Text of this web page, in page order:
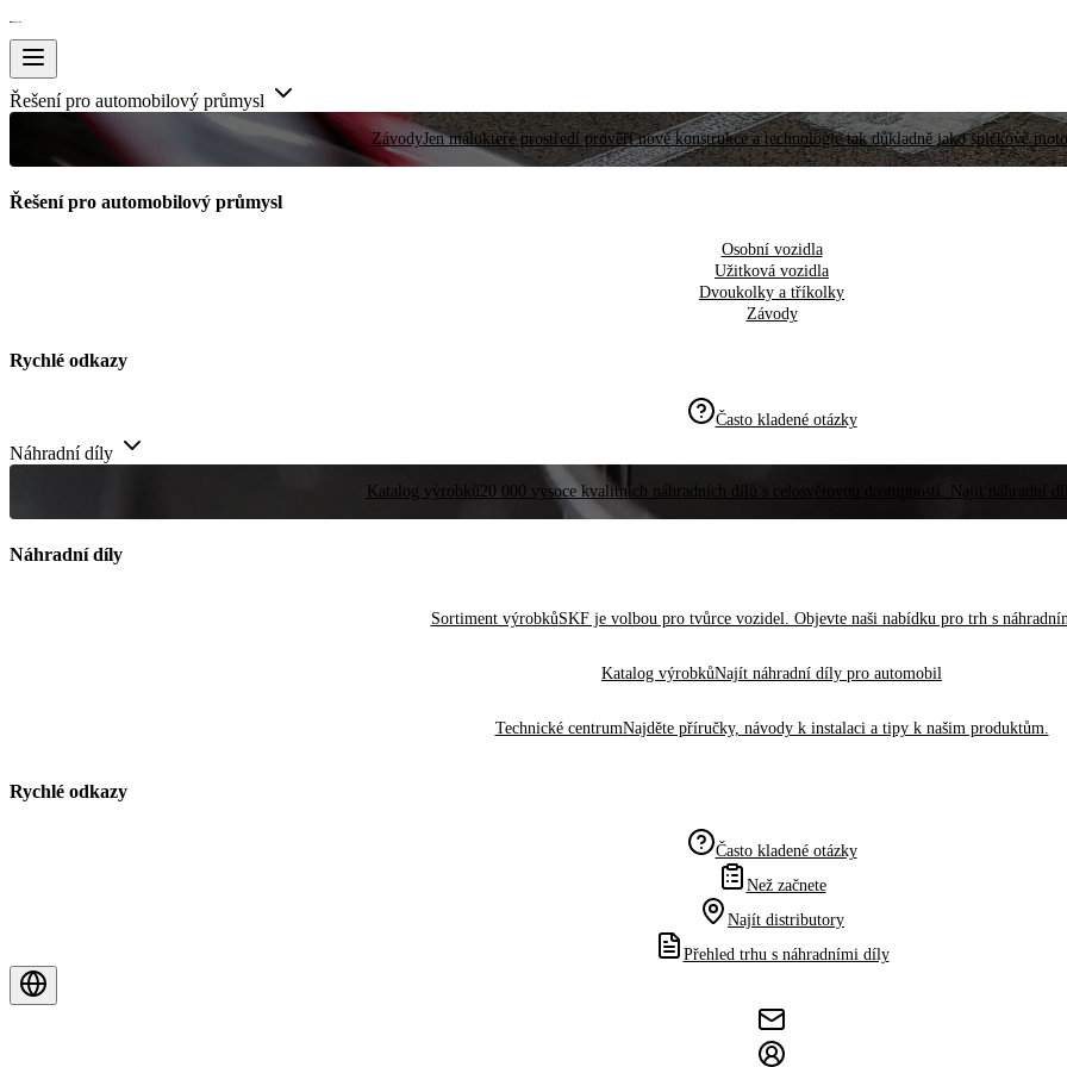
Řešení pro automobilový průmysl
ZávodyJen málokteré prostředí prověří nové konstrukce a technologie tak důkladně jako špičkové
Řešení pro automobilový průmysl
Osobní vozidla
Užitková vozidla
Dvoukolky a tříkolky
Závody
Rychlé odkazy
Často kladené otázky
Náhradní díly
Katalog výrobků20 000 vysoce kvalitních náhradních dílů s celosvětovou dostupností. Najít náhradní
Náhradní díly
Sortiment výrobkůSKF je volbou pro tvůrce vozidel. Objevte naši nabídku pro trh s
Katalog výrobkůNajít náhradní díly pro automobil
Technické centrumNajděte příručky, návody k instalaci a tipy k našim produktům.
Rychlé odkazy
Často kladené otázky
Než začnete
Najít distributory
Přehled trhu s náhradními díly